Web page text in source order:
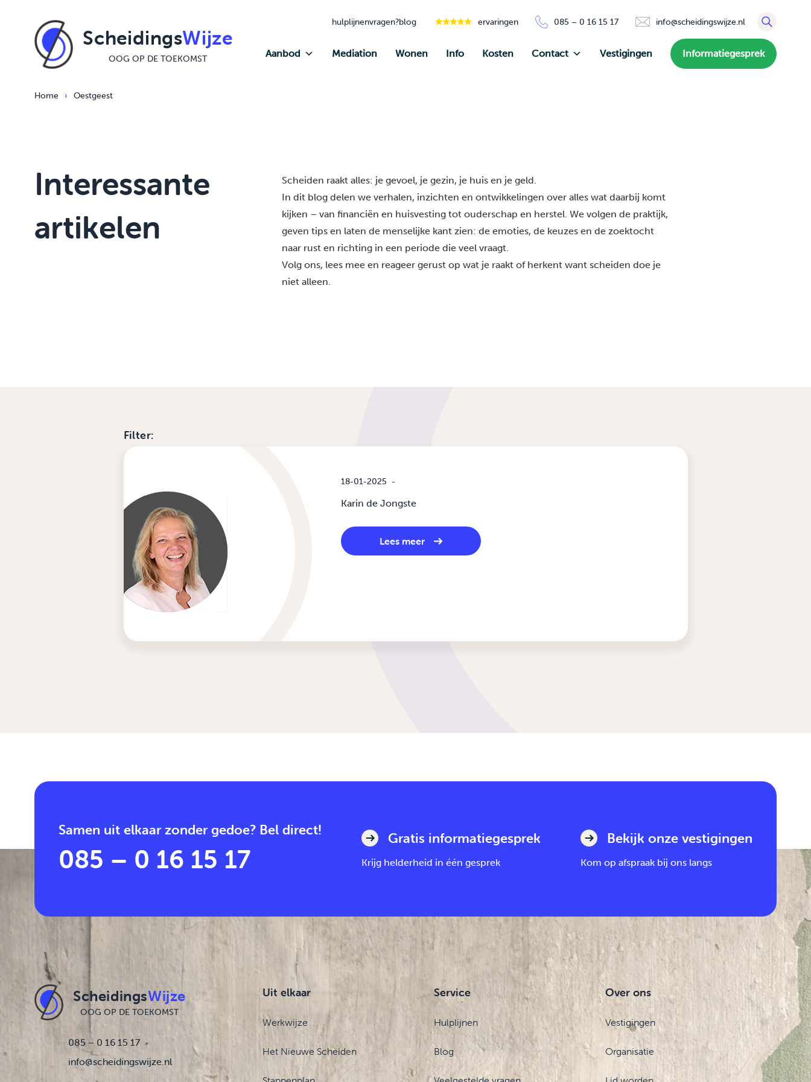
ScheidingsWijze
OOG OP DE TOEKOMST
hulplijnenvragen?blog ervaringen 085 – 0 16 15 17 info@scheidingswijze.nl
Aanbod Mediation Wonen Info Kosten Contact Vestigingen Informatiegesprek
Home › Oestgeest
Interessante
artikelen
Scheiden raakt alles: je gevoel, je gezin, je huis en je geld.
In dit blog delen we verhalen, inzichten en ontwikkelingen over alles wat daarbij komt
kijken – van financiën en huisvesting tot ouderschap en herstel. We volgen de praktijk,
geven tips en laten de menselijke kant zien: de emoties, de keuzes en de zoektocht
naar rust en richting in een periode die veel vraagt.
Volg ons, lees mee en reageer gerust op wat je raakt of herkent want scheiden doe je
niet alleen.
Filter:
18-01-2025 -
Karin de Jongste
Lees meer
Samen uit elkaar zonder gedoe? Bel direct!
085 – 0 16 15 17
Gratis informatiegesprek
Krijg helderheid in één gesprek
Bekijk onze vestigingen
Kom op afspraak bij ons langs
ScheidingsWijze
OOG OP DE TOEKOMST
085 – 0 16 15 17
info@scheidingswijze.nl
Uit elkaar
Werkwijze
Het Nieuwe Scheiden
Service
Hulplijnen
Blog
Over ons
Vestigingen
Organisatie